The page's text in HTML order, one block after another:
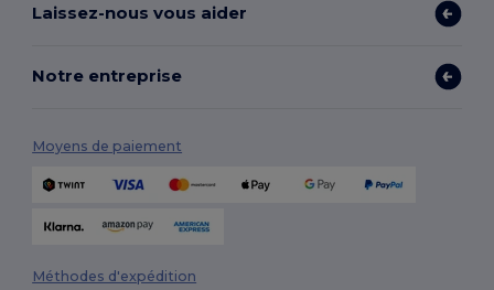
Laissez-nous vous aider
Notre entreprise
Moyens de paiement
Méthodes d'expédition